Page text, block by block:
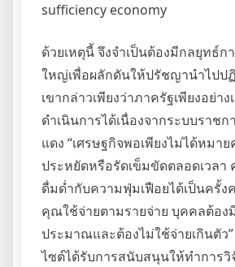
sufficiency economy
ด้วยเหตุนี้ จึงจำเป็นต้องมีกลยุทธ์ก
ใหญ่เพื่อผลักดันให้ปรัชญานำไปป
เขากล่าวเพียงว่าภาครัฐเพียงอย่า
ดำเนินการได้เนื่องจากระบบราชก
แดง “เศรษฐกิจพอเพียงไม่ได้หมา
ประหยัดหรือรัดเข็มขัดตลอดเวล
ดื่มด่ำกับความฟุ่มเฟือยได้เป็นครั้ง
คุณใช้จ่ายตามรายจ่าย บุคคลต้อง
ประมาณและต้องไม่ใช้จ่ายเกินตัว
ไซต์ได้รับการสนับสนุนให้ทำการวิ